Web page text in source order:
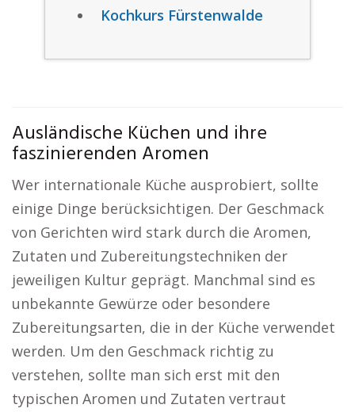
Kochkurs Fürstenwalde
Ausländische Küchen und ihre
faszinierenden Aromen
Wer internationale Küche ausprobiert, sollte
einige Dinge berücksichtigen. Der Geschmack
von Gerichten wird stark durch die Aromen,
Zutaten und Zubereitungstechniken der
jeweiligen Kultur geprägt. Manchmal sind es
unbekannte Gewürze oder besondere
Zubereitungsarten, die in der Küche verwendet
werden. Um den Geschmack richtig zu
verstehen, sollte man sich erst mit den
typischen Aromen und Zutaten vertraut